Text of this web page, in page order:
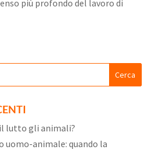
più profondo del lavoro di
lutto gli animali?
uomo-animale: quando la